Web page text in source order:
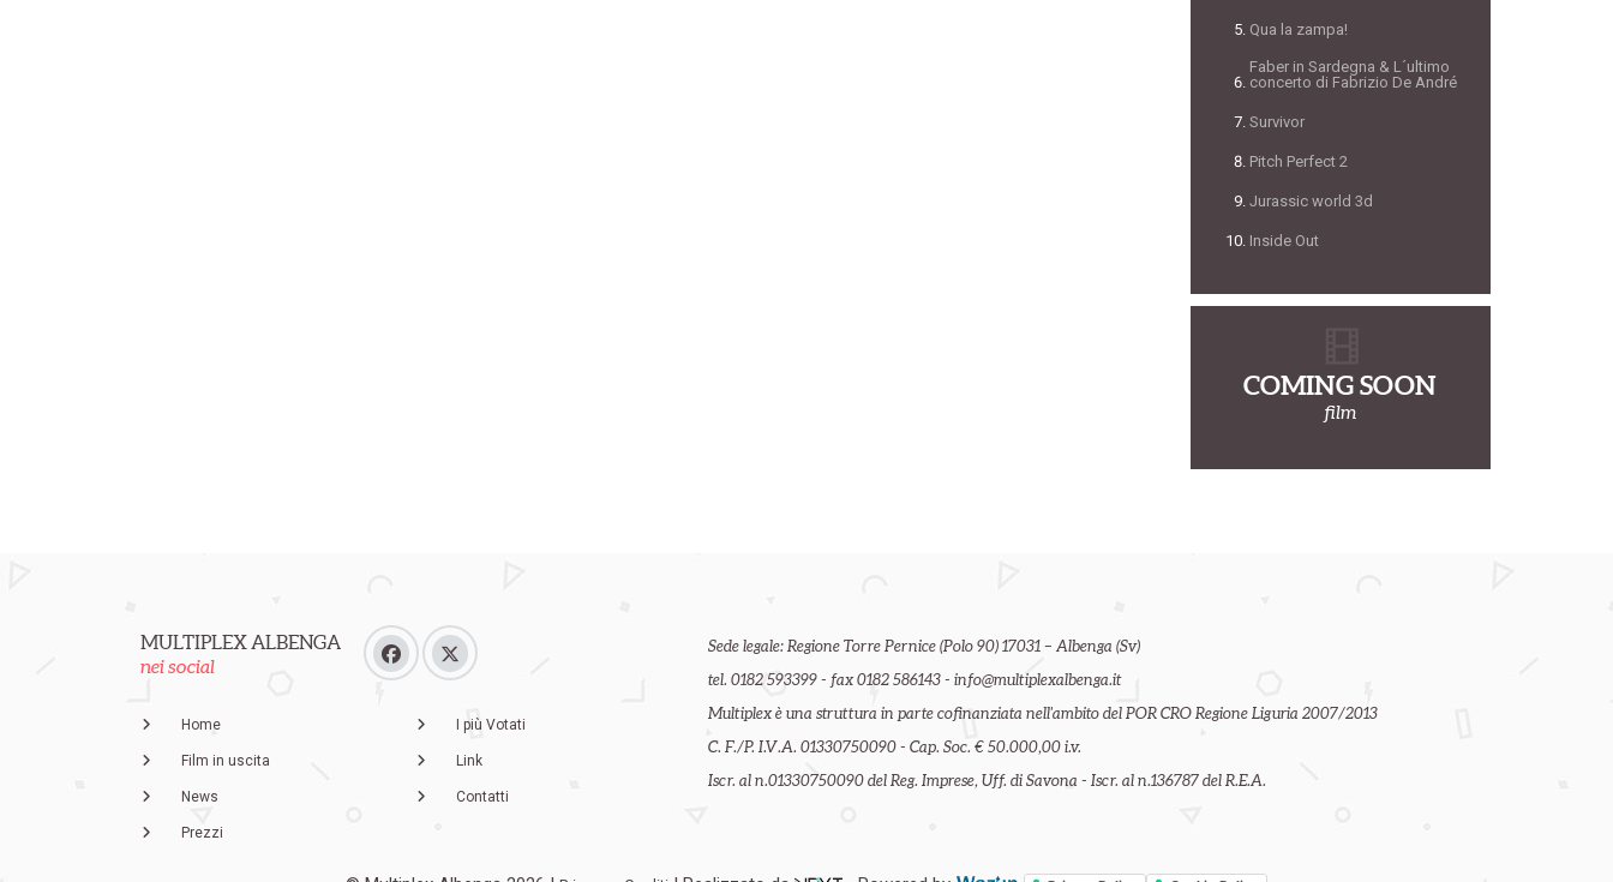
Qua la zampa!
Faber in Sardegna & L´ultimo
concerto di Fabrizio De André
Survivor
Pitch Perfect 2
Jurassic world 3d
Inside Out
COMING SOON
film
MULTIPLEX ALBENGA
nei social
Home
Film in uscita
News
Prezzi
I più Votati
Link
Contatti
Sede legale: Regione Torre Pernice (Polo 90) 17031 – Albenga (Sv)
tel. 0182 593399 - fax 0182 586143 - info@multiplexalbenga.it
Multiplex è una struttura in parte cofinanziata nell'ambito del POR CRO Regione Liguria 2007/2013
C. F./P. I.V.A. 01330750090 - Cap. Soc. € 50.000,00 i.v.
Iscr. al n.01330750090 del Reg. Imprese, Uff. di Savona - Iscr. al n.136787 del R.E.A.